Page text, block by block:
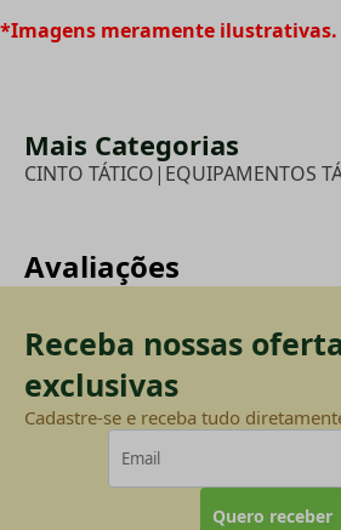
*Imagens meramente ilustrativas.
Mais Categorias
CINTO TÁTICO| EQUIPAMENTOS
Avaliações
Receba nossas
exclusivas
Cadastre-se e receba tudo
Quero receber